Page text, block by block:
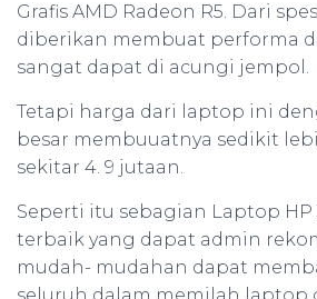
Grafis AMD Radeon R5. Dari
diberikan membuat performa
sangat dapat di acungi jempol.
Tetapi harga dari laptop ini
besar membuuatnya sedikit
sekitar 4. 9 jutaan.
Seperti itu sebagian Laptop HP
terbaik yang dapat admin
mudah- mudahan dapat